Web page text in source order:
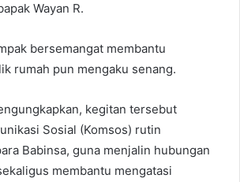
Wayan R.
bersemangat membantu
rumah pun mengaku senang.
kegitan tersebut
Sosial (Komsos) rutin
Babinsa, guna menjalin hubungan
membantu mengatasi